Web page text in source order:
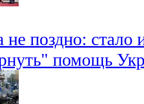
не поздно: стало
помощь